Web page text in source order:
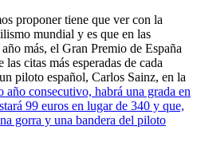
proponer tiene que ver con la
mundial y es que en las
más, el Gran Premio de España
citas más esperadas de cada
piloto español, Carlos Sainz, en la
año consecutivo, habrá una grada en
99 euros en lugar de 340 y que,
gorra y una bandera del piloto